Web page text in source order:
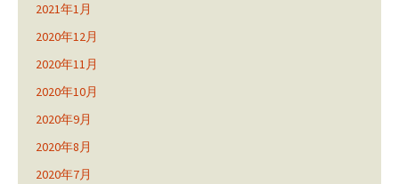
2021年1月
2020年12月
2020年11月
2020年10月
2020年9月
2020年8月
2020年7月